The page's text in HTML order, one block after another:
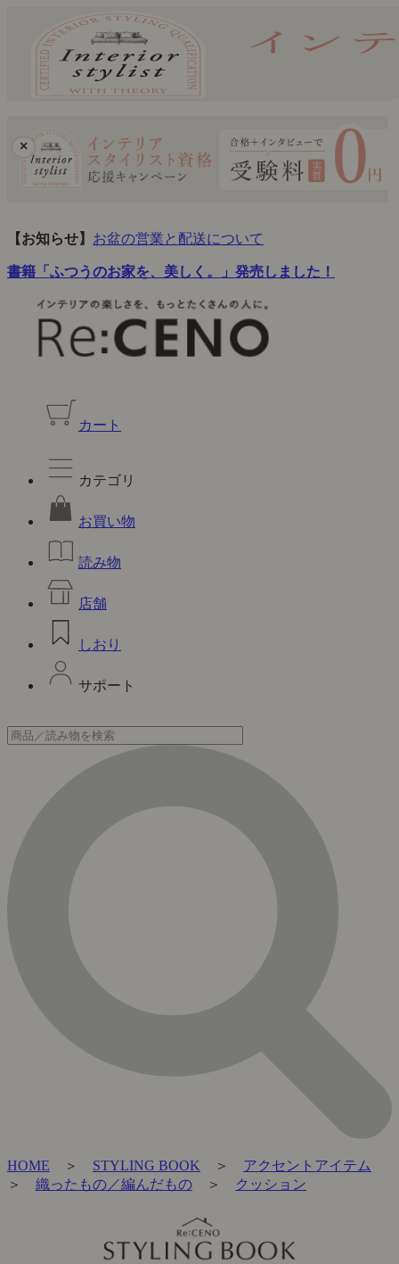
×
【お知らせ】 お盆の営業と配送について
書籍「ふつうのお家を、美しく。」発売しました！
カート
カテゴリ
お買い物
読み物
店舗
しおり
サポート
HOME ＞ STYLING BOOK ＞ アクセントアイテム
＞ 織ったもの／編んだもの ＞ クッション